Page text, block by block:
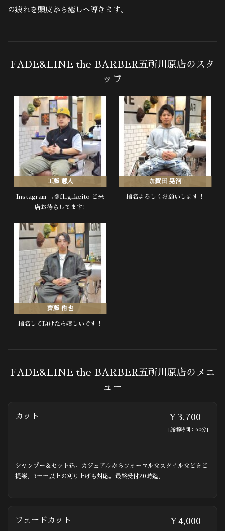
の疲れを頭皮から癒しへ導きます。
FADE&LINE the BARBER五所川原店のスタ
ッフ
工藤 慧人
Instagram →@fl_g_keito ご来
店お待ちしてます!
加賀田 晃河
指名よろしくお願いします！
齊藤 侑也
指名して頂けたら嬉しいです！
FADE&LINE the BARBER五所川原店のメニ
ュー
カット ￥3,700
[施術時間：60分]
シャンプー＆セット込。カジュアルからフォーマルなスタイルなどをご
提案。3ｍｍ以上の刈り上げも対応。最終受付20時迄。
フェードカット ￥4,000